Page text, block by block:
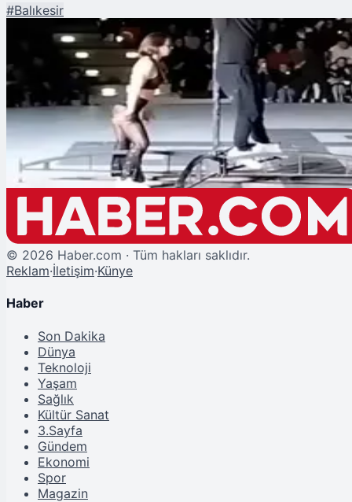
#Balıkesir
Şu An Okunan
Balıkesir'de Direk Danslı 23 Nisan Gösterisine Tepki Yağmıştı! Yaptırımlar
Başladı
© 2026 Haber.com · Tüm hakları saklıdır.
Reklam·İletişim·Künye
Haber
Son Dakika
Dünya
Teknoloji
Yaşam
Sağlık
Kültür Sanat
3.Sayfa
Gündem
Ekonomi
Spor
Magazin